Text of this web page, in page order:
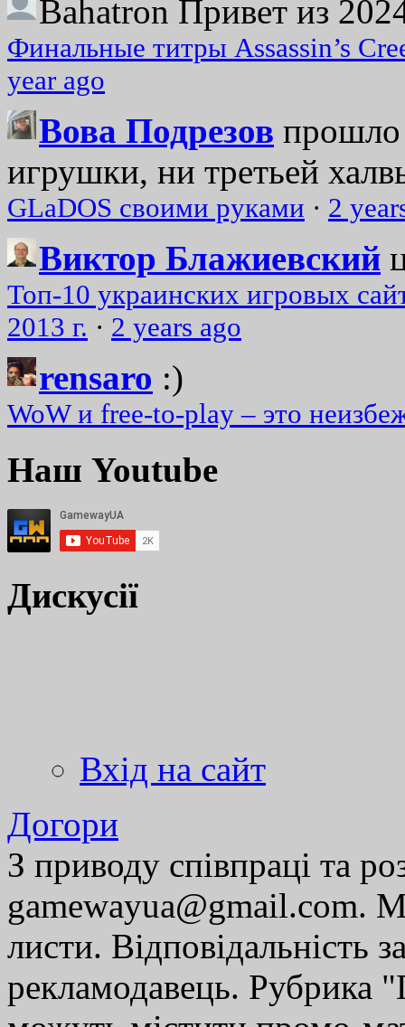
Bahatron Привет из
Финальные титры Assassin’s
year ago
Вова Подрезов прошло
игрушки, ни третьей
GLaDOS своими руками · 2
Виктор Блажиевский
Топ-10 украинских игровых
2013 г. · 2 years ago
rensaro :)
WoW и free-to-play – это
Наш Youtube
Дискусії
Вхід на сайт
Догори
З приводу співпраці та
gamewayua@gmail.com.
листи. Відповідальність
рекламодавець. Рубрика